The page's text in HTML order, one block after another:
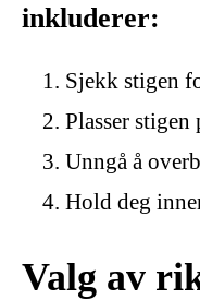
inkluderer:
Sjekk stigen
Plasser
Unngå å
Hold deg
Valg av